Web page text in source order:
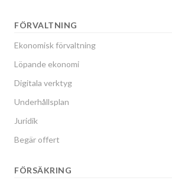
FÖRVALTNING
Ekonomisk förvaltning
Löpande ekonomi
Digitala verktyg
Underhållsplan
Juridik
Begär offert
FÖRSÄKRING